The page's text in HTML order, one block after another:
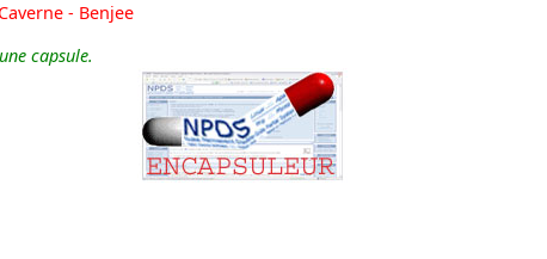
- Benjee
capsule.